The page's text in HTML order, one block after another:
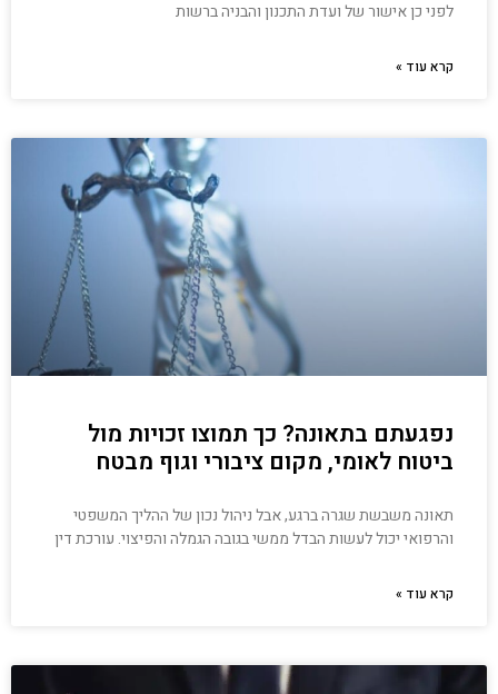
לפני כן אישור של ועדת התכנון והבניה ברשות
קרא עוד »
נפגעתם בתאונה? כך תמוצו זכויות מול
ביטוח לאומי, מקום ציבורי וגוף מבטח
תאונה משבשת שגרה ברגע, אבל ניהול נכון של ההליך המשפטי
והרפואי יכול לעשות הבדל ממשי בגובה הגמלה והפיצוי. עורכת דין
קרא עוד »